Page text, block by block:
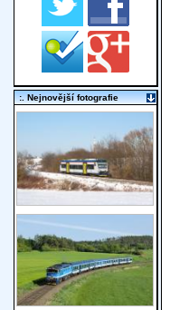
:. Nejnovější fotografie